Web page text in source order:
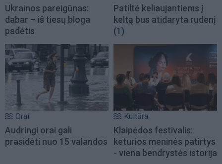
Ukrainos pareigūnas:
dabar – iš tiesų bloga
padėtis
Patiltė keliaujantiems į
keltą bus atidaryta rudenį
(1)
Orai
Audringi orai gali
prasidėti nuo 15 valandos
Kultūra
Klaipėdos festivalis:
keturios meninės patirtys
- viena bendrystės istorija